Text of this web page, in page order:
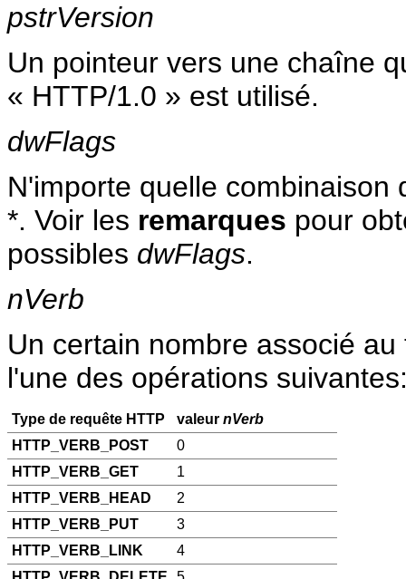
pstrVersion
Un pointeur vers une chaîne
« HTTP/1.0 » est utilisé.
dwFlags
N'importe quelle combinaison
*. Voir les remarques pour
possibles dwFlags.
nVerb
Un certain nombre associé
l'une des opérations
Type de requête HTTP valeur nVerb
HTTP_VERB_POST
0
HTTP_VERB_GET
1
HTTP_VERB_HEAD
2
HTTP_VERB_PUT
3
HTTP_VERB_LINK
4